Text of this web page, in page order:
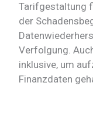
Tarifgestaltung
der
Verfolgung.
inklusive, um
Finanzdaten